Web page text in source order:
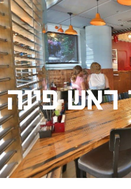
ראש פינה